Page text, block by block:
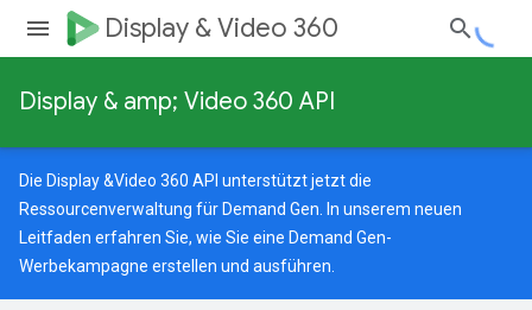
Display & Video 360
Display & amp; Video 360 API
Die Display &Video 360 API unterstützt jetzt die
Ressourcenverwaltung für Demand Gen. In unserem neuen
Leitfaden erfahren Sie, wie Sie eine Demand Gen-
Werbekampagne erstellen und ausführen.